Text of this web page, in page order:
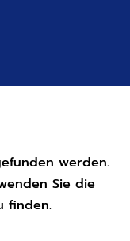
werden.
Sie die
finden.